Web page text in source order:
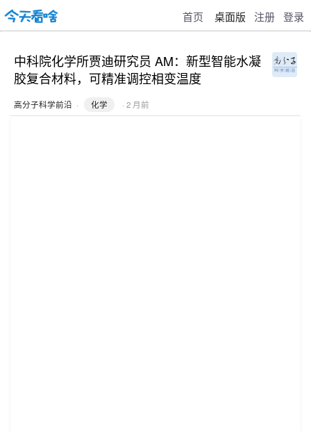
首页 桌面版 注册 登录
中科院化学所贾迪研究员 AM：新型智能水凝
胶复合材料，可精准调控相变温度
高分子科学前沿 · 化学 · 2 月前